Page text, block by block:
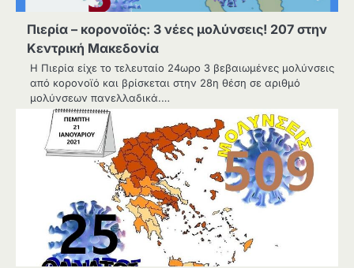
Πιερία – κορονοϊός: 3 νέες μολύνσεις! 207 στην
Κεντρική Μακεδονία
Η Πιερία είχε το τελευταίο 24ωρο 3 βεβαιωμένες μολύνσεις
από κορονοϊό και βρίσκεται στην 28η θέση σε αριθμό
μολύνσεων πανελλαδικά.…